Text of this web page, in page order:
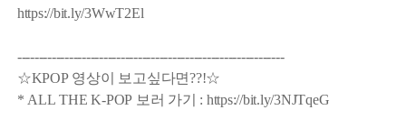
https://bit.ly/3WwT2El
--------------------------------------------------------------
☆KPOP 영상이 보고싶다면??!☆
* ALL THE K-POP 보러 가기 : https://bit.ly/3NJTqeG